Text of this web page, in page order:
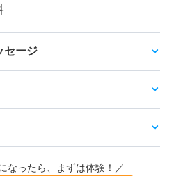
セージ
なったら、まずは体験！／